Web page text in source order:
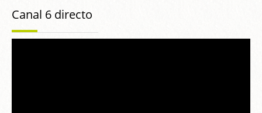
Programas emitidos
Canal 6 directo